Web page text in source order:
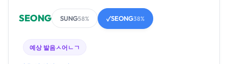
SEONG SUNG58% ✓SEONG38%
예상 발음ㅅ어ㄴㄱ